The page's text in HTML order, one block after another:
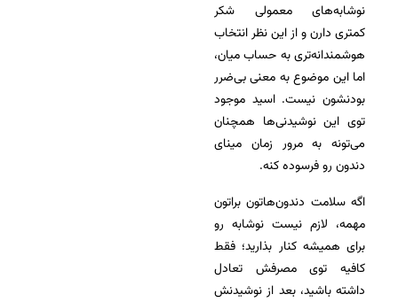
نوشابه‌های معمولی شکر
کمتری دارن و از این نظر انتخاب
هوشمندانه‌تری به حساب میان،
اما این موضوع به معنی بی‌ضرر
بودنشون نیست. اسید موجود
توی این نوشیدنی‌ها همچنان
می‌تونه به مرور زمان مینای
دندون رو فرسوده کنه.
اگه سلا‌‌مت دندون‌هاتون براتون
مهمه، لازم نیست نوشابه رو
برای همیشه کنار بذارید؛ فقط
کافیه توی مصرفش تعادل
داشته باشید، بعد از نوشیدنش